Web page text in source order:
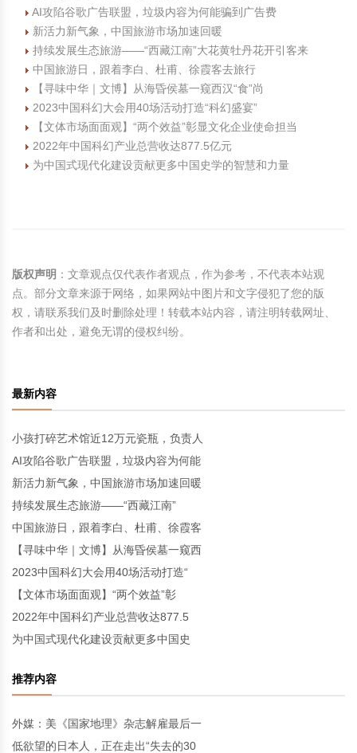
AI攻陷谷歌广告联盟，垃圾内容为何能骗到广告费
新活力新气象，中国旅游市场加速回暖
持续发展生态旅游——“西藏江南”大花黄牡丹花开引客来
中国旅游日，跟着李白、杜甫、徐霞客去旅行
【寻味中华｜文博】从海昏侯墓一窥西汉“食”尚
2023中国科幻大会用40场活动打造“科幻盛宴”
【文体市场面面观】“两个效益”彰显文化企业使命担当
2022年中国科幻产业总营收达877.5亿元
为中国式现代化建设贡献更多中国史学的智慧和力量
版权声明 ：文章观点仅代表作者观点，作为参考，不代表本站观
点。部分文章来源于网络，如果网站中图片和文字侵犯了您的版
权，请联系我们及时删除处理！转载本站内容，请注明转载网址、
作者和出处，避免无谓的侵权纠纷。
最新内容
小孩打碎艺术馆近12万元瓷瓶，负责人
AI攻陷谷歌广告联盟，垃圾内容为何能
新活力新气象，中国旅游市场加速回暖
持续发展生态旅游——“西藏江南”
中国旅游日，跟着李白、杜甫、徐霞客
【寻味中华｜文博】从海昏侯墓一窥西
2023中国科幻大会用40场活动打造“
【文体市场面面观】“两个效益”彰
2022年中国科幻产业总营收达877.5
为中国式现代化建设贡献更多中国史
推荐内容
外媒：美《国家地理》杂志解雇最后一
低欲望的日本人，正在走出“失去的30